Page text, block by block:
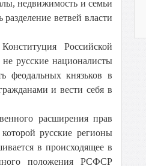
недвижимость и семьи
ветвей власти
Российской
русские националисты
феодальных князьков в
и вести себя в
расширения прав
русские регионы
в происходящее в
положения РСФСР